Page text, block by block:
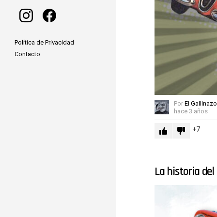
Por El Gallinazo
hace 3 años
7
La historia del
Política de Privacidad
Contacto